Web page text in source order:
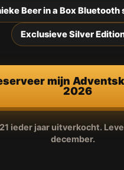
Beer in a Box Bluetooth
Exclusieve Silver
mijn
2026
ieder jaar uitverkocht.
december.